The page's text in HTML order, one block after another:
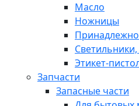
Масло
Ножницы
Этикет-
Запчасти
Запасные части